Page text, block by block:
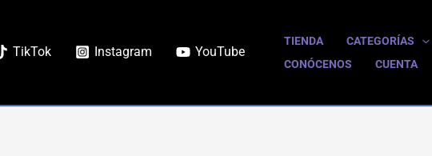
TikTok Instagram YouTube
TIENDA CATEGORÍAS
CONÓCENOS
CUENTA